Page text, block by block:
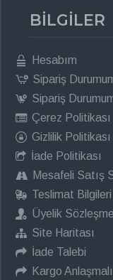
BİLGİLER
Hesabım
Sipariş
Sipariş
Çerez Politikası
Gizlilik Politikası
İade Politikası
Mesafeli Satış
Teslimat Bilgileri
Üyelik
Site Haritası
İade Talebi
Kargo